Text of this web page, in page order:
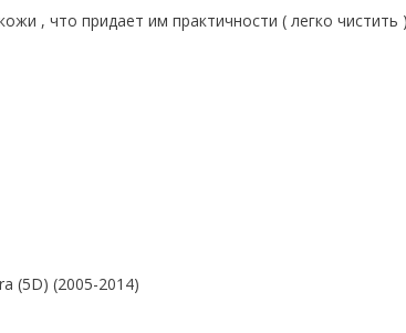
, что придает им практичности ( легко чистить
(5D) (2005-2014)